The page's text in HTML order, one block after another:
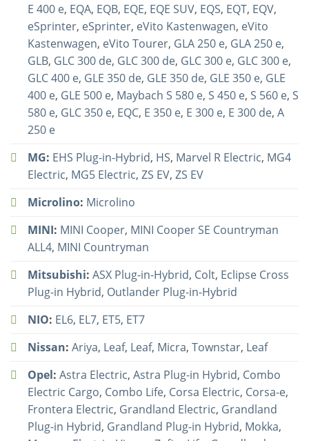
E 400 e, EQA, EQB, EQE, EQE SUV, EQS, EQT, EQV,
eSprinter, eSprinter, eVito Kastenwagen, eVito
Kastenwagen, eVito Tourer, GLA 250 e, GLA 250 e,
GLB, GLC 300 de, GLC 300 de, GLC 300 e, GLC 300 e,
GLC 400 e, GLE 350 de, GLE 350 de, GLE 350 e, GLE
400 e, GLE 500 e, Maybach S 580 e, S 450 e, S 560 e, S
580 e, GLC 350 e, EQC, E 350 e, E 300 e, E 300 de, A
250 e
MG: EHS Plug-in-Hybrid, HS, Marvel R Electric, MG4
Electric, MG5 Electric, ZS EV, ZS EV
Microlino: Microlino
MINI: MINI Cooper, MINI Cooper SE Countryman
ALL4, MINI Countryman
Mitsubishi: ASX Plug-in-Hybrid, Colt, Eclipse Cross
Plug-in Hybrid, Outlander Plug-in-Hybrid
NIO: EL6, EL7, ET5, ET7
Nissan: Ariya, Leaf, Leaf, Micra, Townstar, Leaf
Opel: Astra Electric, Astra Plug-in Hybrid, Combo
Electric Cargo, Combo Life, Corsa Electric, Corsa-e,
Frontera Electric, Grandland Electric, Grandland
Plug-in Hybrid, Grandland Plug-in Hybrid, Mokka,